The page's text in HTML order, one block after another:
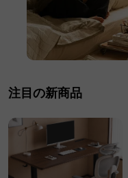
注目の新商品